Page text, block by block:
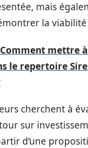
mais
la
Comment mettre
le repertoire
cherchent à
sur
d’une